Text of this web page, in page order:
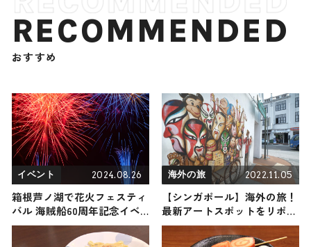
RECOMMENDED
おすすめ
イベント 2024.08.26
箱根芦ノ湖で花火フェスティ
バル 海賊船60周年記念イベ
ント9月28日に開催
海外の旅 2022.11.05
【シンガポール】海外の旅！
最新アートスポットをリポー
ト